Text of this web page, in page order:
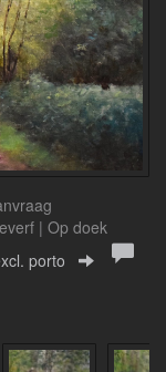
| Op doek
porto